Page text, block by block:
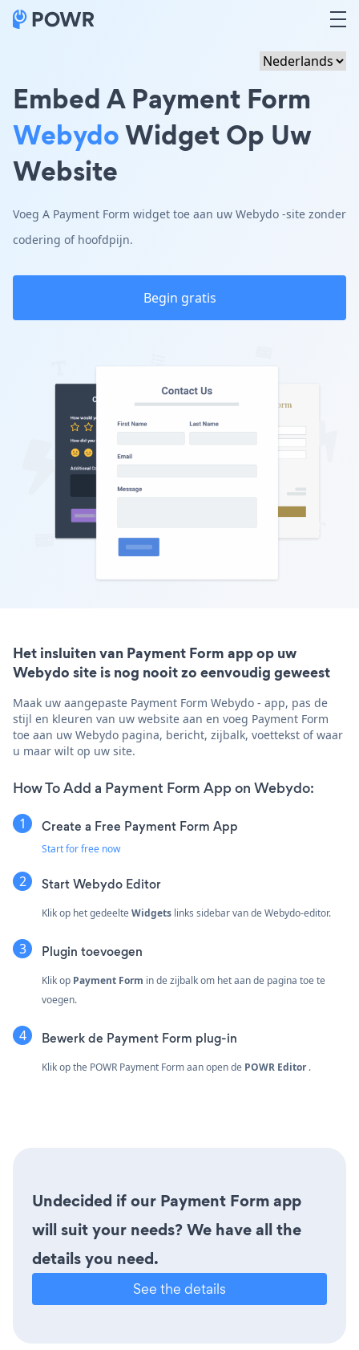
Embed A Payment Form
WebydoWidget Op Uw
Website
Voeg A Payment Form widget toe aan uw Webydo -site zonder
codering of hoofdpijn.
Begin gratis
Het insluiten van Payment Form app op uw
Webydo site is nog nooit zo eenvoudig geweest
Maak uw aangepaste Payment Form Webydo - app, pas de
stijl en kleuren van uw website aan en voeg Payment Form
toe aan uw Webydo pagina, bericht, zijbalk, voettekst of waar
u maar wilt op uw site.
How To Add a Payment Form App on Webydo:
Create a Free Payment Form App
Start for free now
Start Webydo Editor
Klik op het gedeelteWidgets links sidebar van de Webydo-editor.
Plugin toevoegen
Klik op Payment Form in de zijbalk om het aan de pagina toe te
voegen.
Bewerk de Payment Form plug-in
Klik op the POWR Payment Form aan open de POWR Editor.
Undecided if our Payment Form app
will suit your needs? We have all the
details you need.
See the details